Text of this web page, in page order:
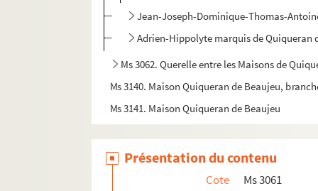
Jean-Joseph-Dominique-Thomas-
Adrien-Hippolyte marquis de Quiqueran
Ms 3062. Querelle entre les Maisons de
Ms 3140. Maison Quiqueran de Beaujeu,
Ms 3141. Maison Quiqueran de Beaujeu
Présentation du contenu
Cote
Ms 3061